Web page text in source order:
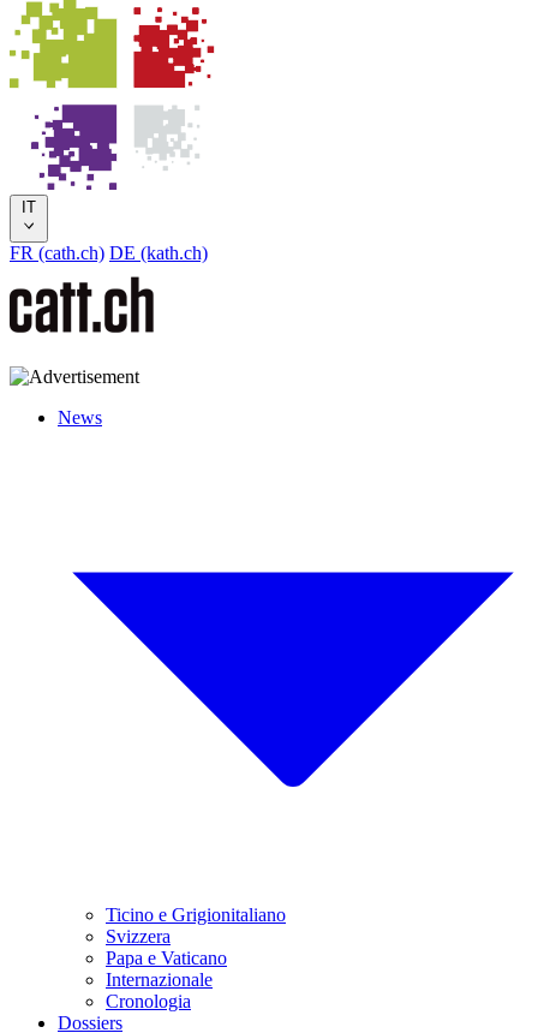
IT
FR (cath.ch) DE (kath.ch)
News
Ticino e Grigionitaliano
Svizzera
Papa e Vaticano
Internazionale
Cronologia
Dossiers